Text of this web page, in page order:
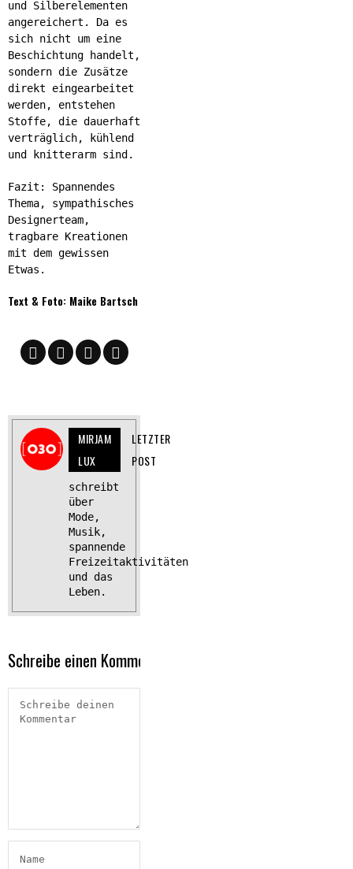
und Silberelementen
angereichert. Da es
sich nicht um eine
Beschichtung handelt,
sondern die Zusätze
direkt eingearbeitet
werden, entstehen
Stoffe, die dauerhaft
verträglich, kühlend
und knitterarm sind.
Fazit: Spannendes
Thema, sympathisches
Designerteam,
tragbare Kreationen
mit dem gewissen
Etwas.
Text & Foto: Maike Bartsch
MIRJAM
LUX
LETZTER
POST
schreibt
über
Mode,
Musik,
spannende
Freizeitaktivitäten
und das
Leben.
Schreibe einen Kommentar